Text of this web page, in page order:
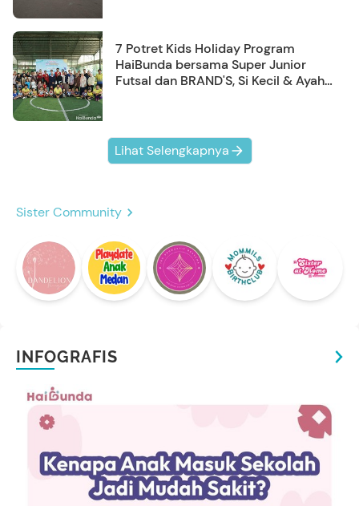
7 Potret Kids Holiday Program
HaiBunda bersama Super Junior
Futsal dan BRAND'S, Si Kecil & Ayah
Lihat Selengkapnya
Sister Community
INFOGRAFIS